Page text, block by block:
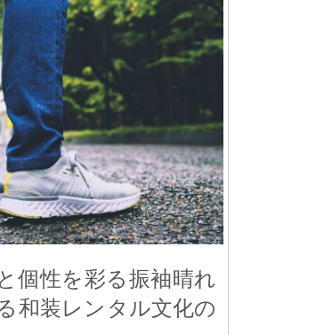
個性を彩る振袖晴れ
和装レンタル文化の